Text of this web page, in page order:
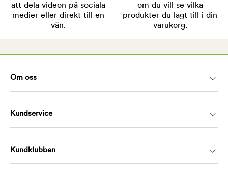
att dela videon på sociala
medier eller direkt till en
vän.
om du vill se vilka
produkter du lagt till i din
varukorg.
Om oss
Kundservice
Kundklubben